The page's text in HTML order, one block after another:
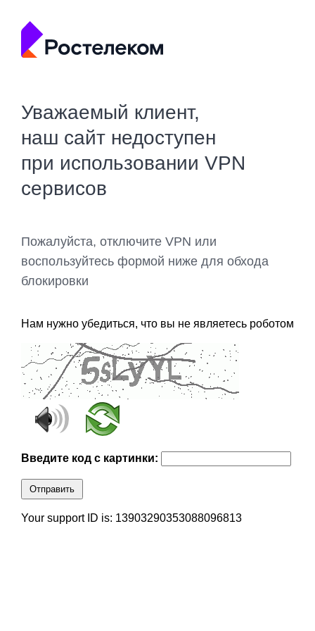
Уважаемый клиент,
наш сайт недоступен
при использовании VPN
сервисов
Пожалуйста, отключите VPN или
воспользуйтесь формой ниже для обхода
блокировки
Нам нужно убедиться, что вы не являетесь роботом
Введите код с картинки:
Отправить
Your support ID is: 13903290353088096813